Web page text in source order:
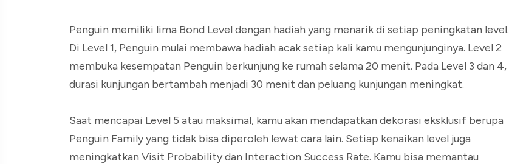
Penguin memiliki lima Bond Level dengan hadiah yang menarik di setiap peningkatan level.
Di Level 1, Penguin mulai membawa hadiah acak setiap kali kamu mengunjunginya. Level 2
membuka kesempatan Penguin berkunjung ke rumah selama 20 menit. Pada Level 3 dan 4,
durasi kunjungan bertambah menjadi 30 menit dan peluang kunjungan meningkat.
Saat mencapai Level 5 atau maksimal, kamu akan mendapatkan dekorasi eksklusif berupa
Penguin Family yang tidak bisa diperoleh lewat cara lain. Setiap kenaikan level juga
meningkatkan Visit Probability dan Interaction Success Rate. Kamu bisa memantau